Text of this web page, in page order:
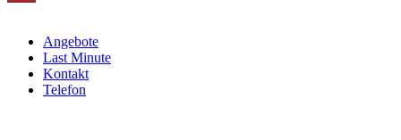
Angebote
Last Minute
Kontakt
Telefon